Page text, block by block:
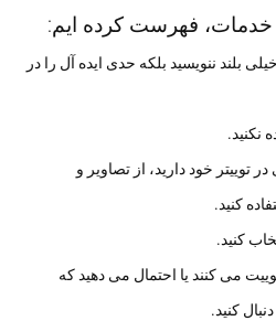
خدمات، فهرست کرده ایم:
بلند ننویسید بلکه حدی ایده آل را در
نکنید.
توییتر خود دارید، از تصاویر و
کنید.
کنید.
می کنند یا احتمال می دهید که
کنید.